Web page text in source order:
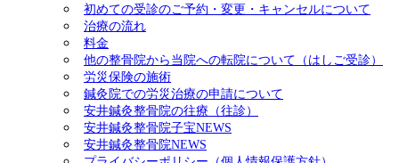
初めての受診のご予約・変更・キャンセルについて
治療の流れ
料金
他の整骨院から当院への転院について（はしご受診）
労災保険の施術
鍼灸院での労災治療の申請について
安井鍼灸整骨院の往療（往診）
安井鍼灸整骨院子宝NEWS
安井鍼灸整骨院NEWS